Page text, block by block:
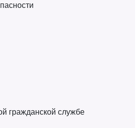
гражданской службе